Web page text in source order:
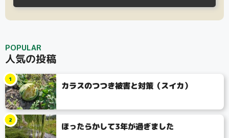
POPULAR
人気の投稿
カラスのつつき被害と対策（スイカ）
1
ほったらかして3年が過ぎました
2